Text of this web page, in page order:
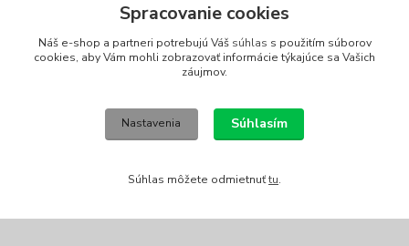
Stanislav Fuks
0902 180 499
Po-Čt 7.00 - 16.00 hod. Pá 7.00 - 12.00 hod.
Copyright (c) 2012-2024 SCHODYPLUS všetky práva vyhradené
Spracovanie cookies
Náš e-shop a partneri potrebujú Váš súhlas s použitím súborov
cookies, aby Vám mohli zobrazovať informácie týkajúce sa Vašich
záujmov.
Nastavenia Súhlasím
Súhlas môžete odmietnuťtu.